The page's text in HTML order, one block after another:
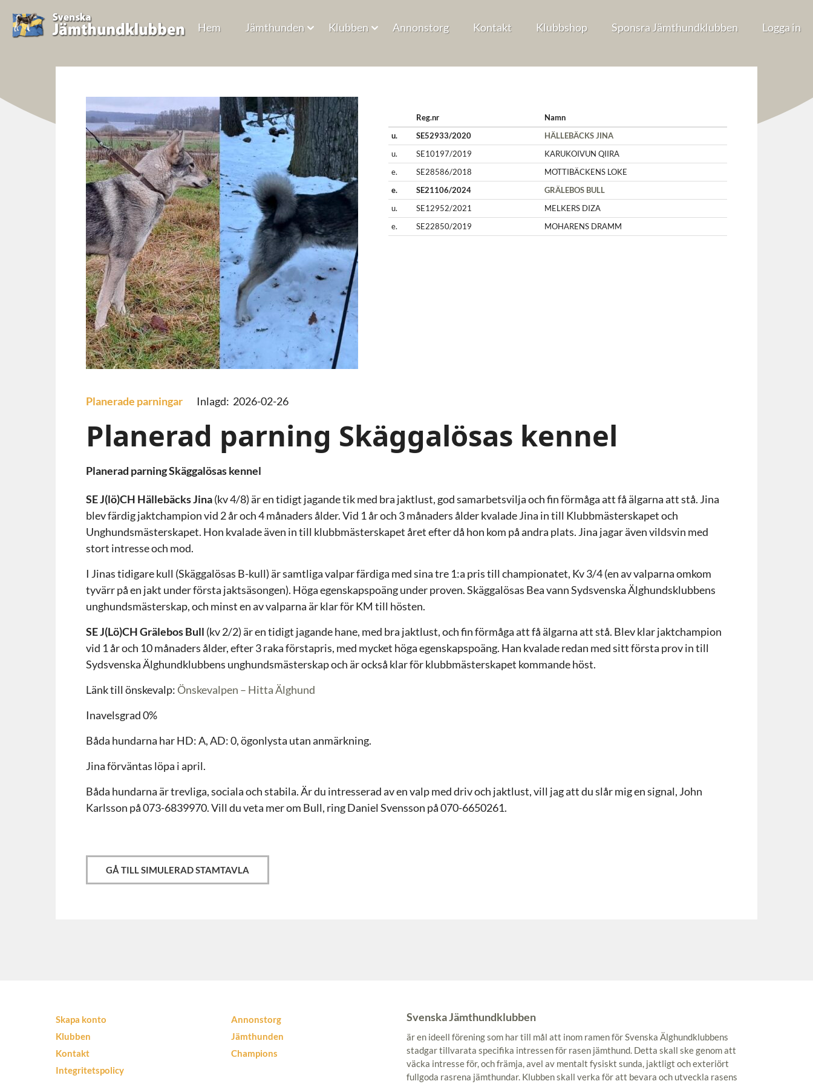
Hem Jämthunden Klubben Annonstorg Kontakt Klubbshop Sponsra Jämthundklubben Logga in
Reg.nr
Namn
u.
SE52933/2020
HÄLLEBÄCKS JINA
u.
SE10197/2019
KARUKOIVUN QIIRA
e.
SE28586/2018
MOTTIBÄCKENS LOKE
e.
SE21106/2024
GRÄLEBOS BULL
u.
SE12952/2021
MELKERS DIZA
e.
SE22850/2019 MOHARENS DRAMM
Planerade parningar Inlagd: 2026-02-26
Planerad parning Skäggalösas kennel
Planerad parning Skäggalösas kennel
SE J(lö)CH Hällebäcks Jina(kv 4/8) är en tidigt jagande tik med bra jaktlust, god samarbetsvilja och fin förmåga att få älgarna att stå. Jina
blev färdig jaktchampion vid 2 år och 4 månaders ålder. Vid 1 år och 3 månaders ålder kvalade Jina in till Klubbmästerskapet och
Unghundsmästerskapet. Hon kvalade även in till klubbmästerskapet året efter då hon kom på andra plats. Jina jagar även vildsvin med
stort intresse och mod.
I Jinas tidigare kull (Skäggalösas B-kull) är samtliga valpar färdiga med sina tre 1:a pris till championatet, Kv 3/4 (en av valparna omkom
tyvärr på en jakt under första jaktsäsongen). Höga egenskapspoäng under proven. Skäggalösas Bea vann Sydsvenska Älghundsklubbens
unghundsmästerskap, och minst en av valparna är klar för KM till hösten.
SE J(Lö)CH Grälebos Bull (kv 2/2) är en tidigt jagande hane, med bra jaktlust, och fin förmåga att få älgarna att stå. Blev klar jaktchampion
vid 1 år och 10 månaders ålder, efter 3 raka förstapris, med mycket höga egenskapspoäng. Han kvalade redan med sitt första prov in till
Sydsvenska Älghundklubbens unghundsmästerskap och är också klar för klubbmästerskapet kommande höst.
Länk till önskevalp:Önskevalpen – Hitta Älghund
Inavelsgrad 0%
Båda hundarna har HD: A, AD: 0, ögonlysta utan anmärkning.
Jina förväntas löpa i april.
Båda hundarna är trevliga, sociala och stabila. Är du intresserad av en valp med driv och jaktlust, vill jag att du slår mig en signal, John
Karlsson på 073-6839970. Vill du veta mer om Bull, ring Daniel Svensson på 070-6650261.
GÅ TILL SIMULERAD STAMTAVLA
Skapa konto
Klubben
Kontakt
Integritetspolicy
Annonstorg
Jämthunden
Champions
Svenska Jämthundklubben
är en ideell förening som har till mål att inom ramen för Svenska Älghundklubbens
stadgar tillvarata specifika intressen för rasen jämthund. Detta skall ske genom att
väcka intresse för, och främja, avel av mentalt fysiskt sunda, jaktligt och exteriört
fullgoda rasrena jämthundar. Klubben skall verka för att bevara och utveckla rasens